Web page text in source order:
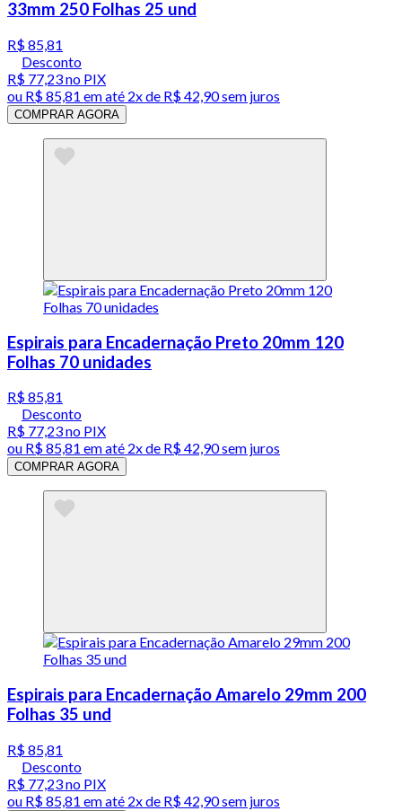
33mm 250 Folhas 25 und
R$ 85,81
Desconto
R$ 77,23no PIX
ou R$ 85,81 em até 2x de R$ 42,90 sem juros
COMPRAR AGORA
Espirais para Encadernação Preto 20mm 120
Folhas 70 unidades
R$ 85,81
Desconto
R$ 77,23no PIX
ou R$ 85,81 em até 2x de R$ 42,90 sem juros
COMPRAR AGORA
Espirais para Encadernação Amarelo 29mm 200
Folhas 35 und
R$ 85,81
Desconto
R$ 77,23no PIX
ou R$ 85,81 em até 2x de R$ 42,90 sem juros